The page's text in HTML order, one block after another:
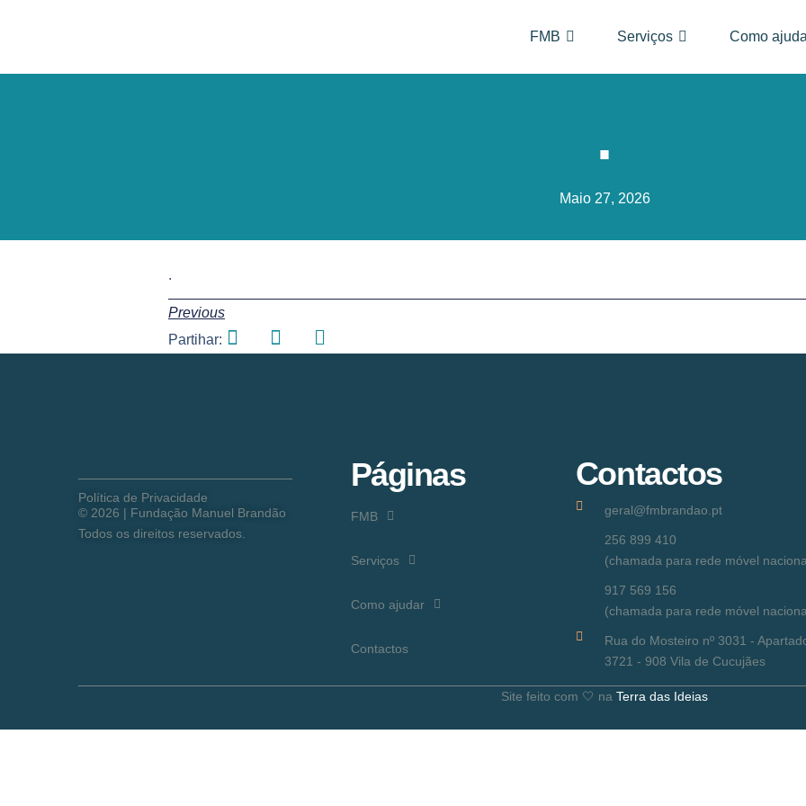
FMB Serviços Como
.
Maio 27, 2026
.
Previous
Partihar:
Política de Privacidade
© 2026 | Fundação Manuel Brandão
Todos os direitos reservados.
Páginas
FMB
Serviços
Como ajudar
Contactos
Contactos
geral@fmbrandao.pt
256 899 410
(chamada para rede móvel
917 569 156
(chamada para rede móvel
Rua do Mosteiro nº 3031 -
3721 - 908 Vila de Cucujães
Site feito com 🤍 na Terra das Ideias